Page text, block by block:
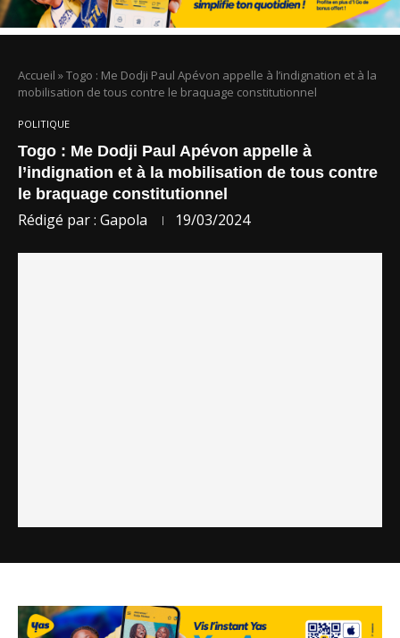
Accueil »Togo : Me Dodji Paul Apévon appelle à l’indignation et à la
mobilisation de tous contre le braquage constitutionnel
POLITIQUE
Togo : Me Dodji Paul Apévon appelle à
l’indignation et à la mobilisation de tous contre
le braquage constitutionnel
Rédigé par : Gapola 19/03/2024